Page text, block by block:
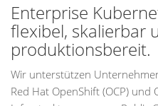
Enterprise
flexibel, skalierbar
produktionsbereit.
Wir unterstützen
Red Hat OpenShift (OCP)